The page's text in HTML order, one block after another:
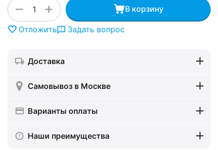
+
− В корзину
Отложить Задать вопрос
Доставка
Самовывоз в Москве
Варианты оплаты
Наши преимущества